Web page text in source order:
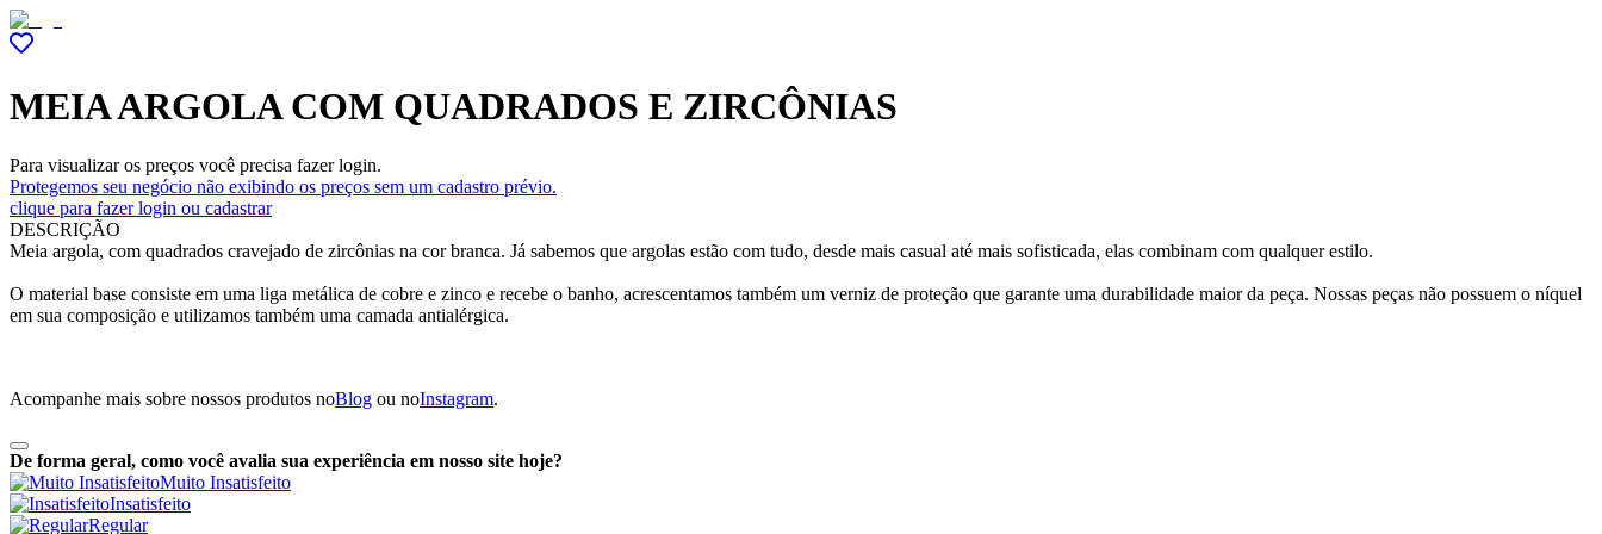
MEIA ARGOLA COM QUADRADOS E ZIRCÔNIAS
Para visualizar os preços você precisa fazer login.
Protegemos seu negócio não exibindo os preços sem um cadastro prévio.
clique para fazer login ou cadastrar
DESCRIÇÃO
Meia argola, com quadrados cravejado de zircônias na cor branca. Já sabemos que argolas estão com tudo, desde mais casual até mais sofisticada, elas combinam com qualquer estilo.
O material base consiste em uma liga metálica de cobre e zinco e recebe o banho, acrescentamos também um verniz de proteção que garante uma durabilidade maior da peça. Nossas peças não possuem o níquel
em sua composição e utilizamos também uma camada antialérgica.
Acompanhe mais sobre nossos produtos noBlog ou noInstagram.
De forma geral, como você avalia sua experiência em nosso site hoje?
Muito Insatisfeito
Insatisfeito
Regular